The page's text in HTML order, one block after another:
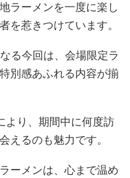
ラーメンを一度に楽し
を惹きつけています。
る今回は、会場限定ラ
別感あふれる内容が揃
より、期間中に何度訪
えるのも魅力です。
ーメンは、心まで温め